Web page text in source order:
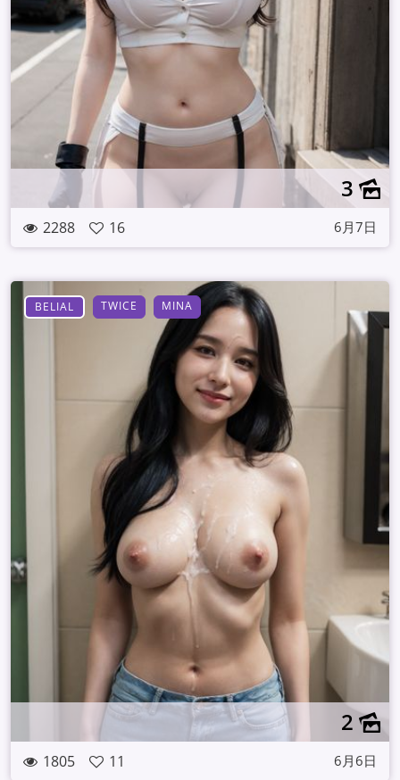
3
2288 16 6月7日
BELIAL TWICE MINA
2
1805 11 6月6日